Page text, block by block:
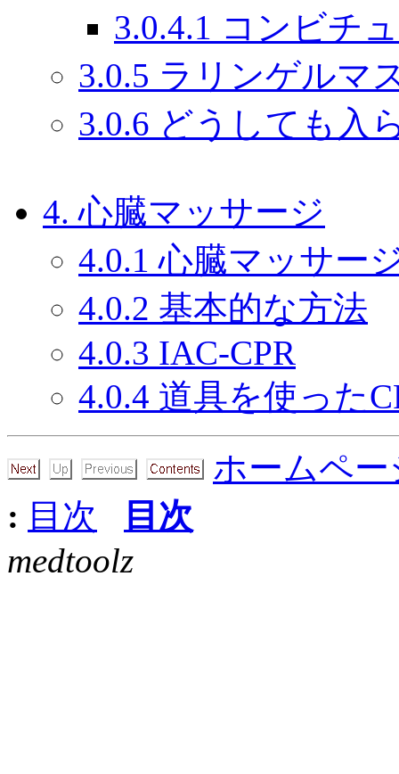
3.0.4.1 コンビチ
3.0.5 ラリンゲルマ
3.0.6 どうしても入
4. 心臓マッサージ
4.0.1 心臓マッサー
4.0.2 基本的な方法
4.0.3 IAC-CPR
4.0.4 道具を使った
ホームペ
: 目次
目次
medtoolz